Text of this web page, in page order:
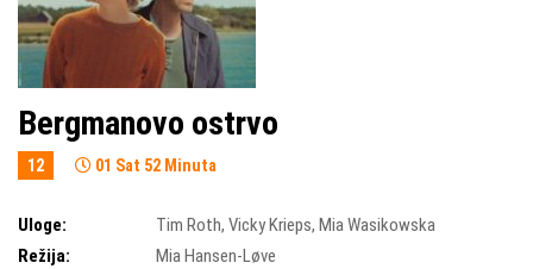
Bergmanovo ostrvo
12 01 Sat 52 Minuta
Uloge: Tim Roth,Vicky Krieps,Mia Wasikowska
Režija:
Mia Hansen-Løve